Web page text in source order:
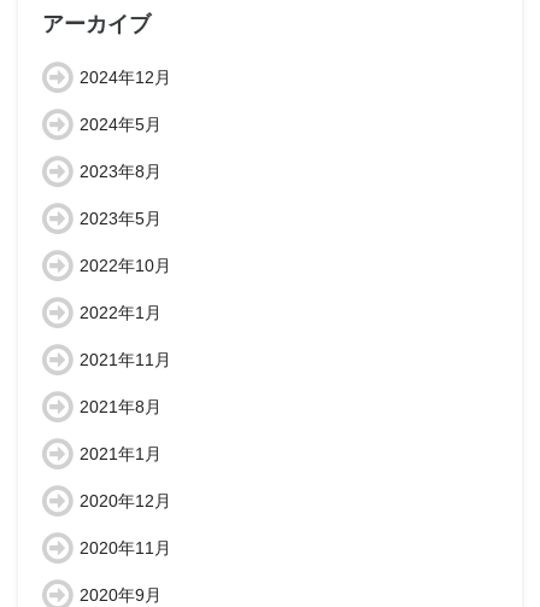
アーカイブ
2024年12月
2024年5月
2023年8月
2023年5月
2022年10月
2022年1月
2021年11月
2021年8月
2021年1月
2020年12月
2020年11月
2020年9月